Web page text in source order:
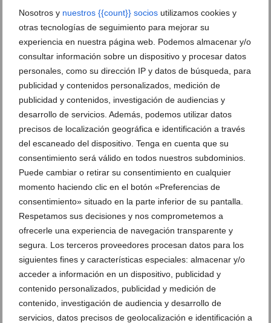
Nosotros y nuestros {{count}} socios utilizamos cookies y
otras tecnologías de seguimiento para mejorar su
experiencia en nuestra página web. Podemos almacenar y/o
consultar información sobre un dispositivo y procesar datos
personales, como su dirección IP y datos de búsqueda, para
publicidad y contenidos personalizados, medición de
publicidad y contenidos, investigación de audiencias y
desarrollo de servicios. Además, podemos utilizar datos
precisos de localización geográfica e identificación a través
del escaneado del dispositivo. Tenga en cuenta que su
consentimiento será válido en todos nuestros subdominios.
Puede cambiar o retirar su consentimiento en cualquier
momento haciendo clic en el botón «Preferencias de
consentimiento» situado en la parte inferior de su pantalla.
Respetamos sus decisiones y nos comprometemos a
ofrecerle una experiencia de navegación transparente y
segura. Los terceros proveedores procesan datos para los
siguientes fines y características especiales: almacenar y/o
acceder a información en un dispositivo, publicidad y
contenido personalizados, publicidad y medición de
contenido, investigación de audiencia y desarrollo de
servicios, datos precisos de geolocalización e identificación a
Jose Luis Zaragosí dice:
14 agosto, 2022 a las 12:53
Hola,
Podría hacer una reserva para cenar el domingo 21
a las 22 h y 4 personas?
Tfno:607202623
Mail:jlzaragosi@hotmail.com
Gracias
Responder